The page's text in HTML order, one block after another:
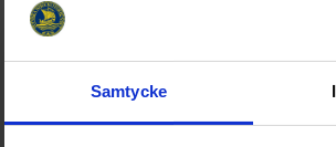
Samtycke